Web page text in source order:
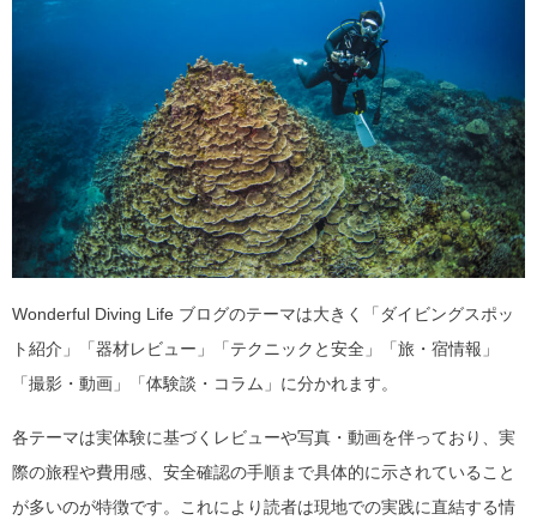
Wonderful Diving Life ブログのテーマは大きく「ダイビングスポッ
ト紹介」「器材レビュー」「テクニックと安全」「旅・宿情報」
「撮影・動画」「体験談・コラム」に分かれます。
各テーマは実体験に基づくレビューや写真・動画を伴っており、実
際の旅程や費用感、安全確認の手順まで具体的に示されていること
が多いのが特徴です。これにより読者は現地での実践に直結する情